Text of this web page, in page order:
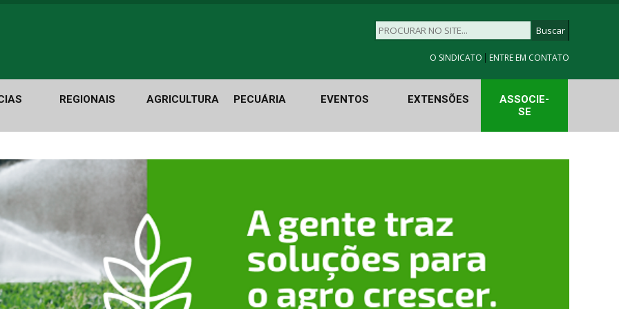
O SINDICATO | ENTRE EM CONTATO
REGIONAIS AGRICULTURA PECUÁRIA EVENTOS EXTENSÕES
ASSOCIE-
SE